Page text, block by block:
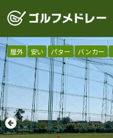
屋外 安い パター バンカー